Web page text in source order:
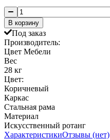
В корзину
Под заказ
Производитель:
Цвет Мебели
Вес
28 кг
Цвет:
Коричневый
Каркас
Стальная рама
Материал
Искусственный ротанг
ХарактеристикиОтзывы (нет)